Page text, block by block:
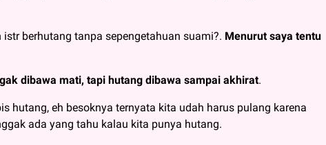
berhutang tanpa sepengetahuan suami?. Menurut saya tentu
dibawa mati, tapi hutang dibawa sampai akhirat.
hutang, eh besoknya ternyata kita udah harus pulang karena
ada yang tahu kalau kita punya hutang.